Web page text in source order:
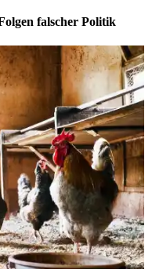
falscher Politik